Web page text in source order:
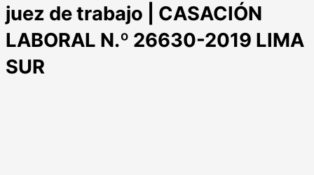
juez de trabajo | CASACIÓN
LABORAL N.º 26630-2019 LIMA
SUR